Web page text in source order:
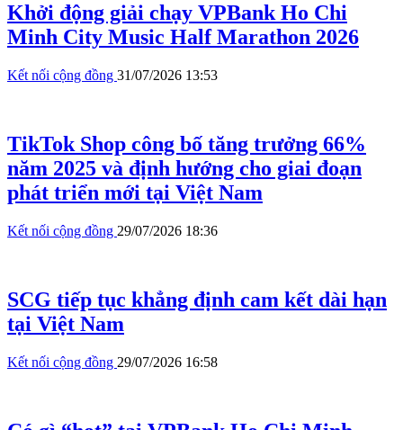
Khởi động giải chạy VPBank Ho Chi
Minh City Music Half Marathon 2026
Kết nối cộng đồng 31/07/2026 13:53
TikTok Shop công bố tăng trưởng 66%
năm 2025 và định hướng cho giai đoạn
phát triển mới tại Việt Nam
Kết nối cộng đồng 29/07/2026 18:36
SCG tiếp tục khẳng định cam kết dài hạn
tại Việt Nam
Kết nối cộng đồng 29/07/2026 16:58